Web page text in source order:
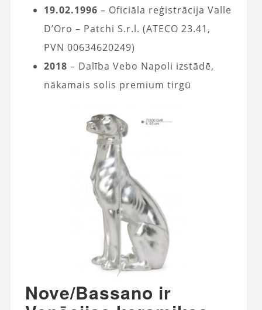
19.02.1996 – Oficiāla reģistrācija Valle
D’Oro – Patchi S.r.l. (ATECO 23.41,
PVN 00634620249)
2018 – Dalība Vebo Napoli izstādē,
nākamais solis premium tirgū
Nove/Bassano ir